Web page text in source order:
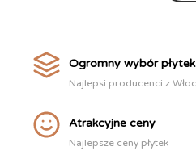
Ogromny wybór płytek
Najlepsi producenci z
Atrakcyjne ceny
Najlepsze ceny płytek